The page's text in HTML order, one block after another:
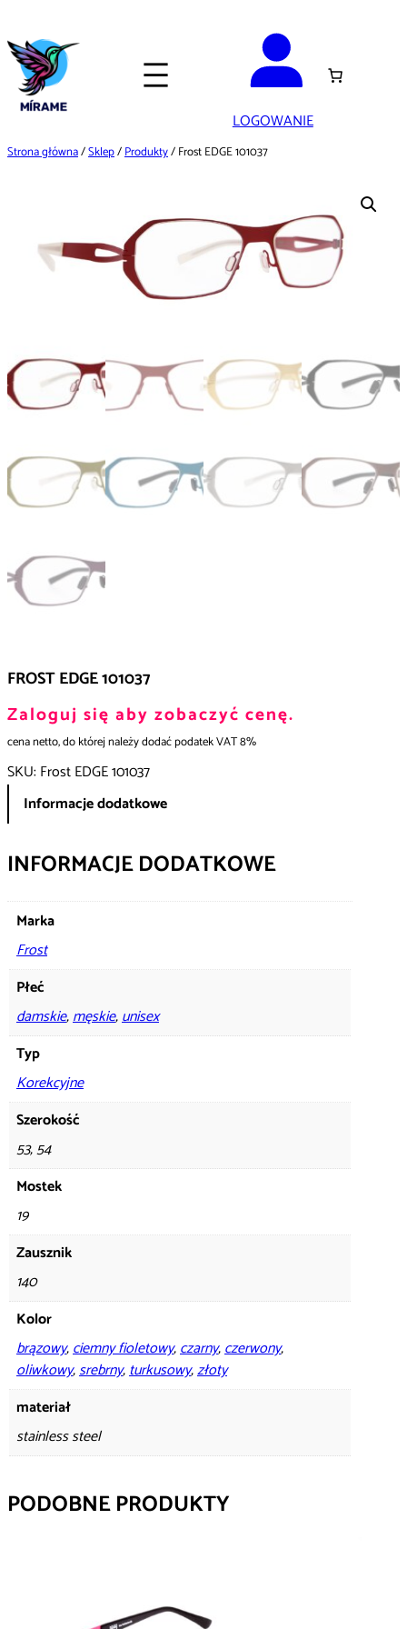
do
treści
LOGOWANIE
Strona główna/Sklep/Produkty/ Frost EDGE 101037
FROST EDGE 101037
Zaloguj się aby zobaczyć cenę.
cena netto, do której należy dodać podatek VAT 8%
SKU: Frost EDGE 101037
Informacje dodatkowe
INFORMACJE DODATKOWE
Marka
Frost
Płeć
damskie,męskie,unisex
Typ
Korekcyjne
Szerokość
53, 54
Mostek
19
Zausznik
140
Kolor
brązowy,ciemny fioletowy,czarny,czerwony,
oliwkowy,srebrny,turkusowy,złoty
materiał
stainless steel
PODOBNE PRODUKTY